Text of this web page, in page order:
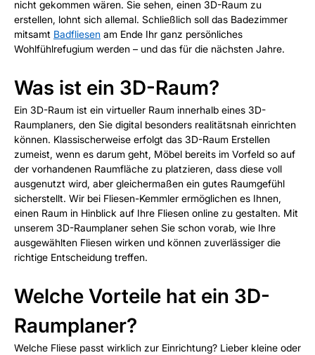
nicht gekommen wären. Sie sehen, einen 3D-Raum zu
erstellen, lohnt sich allemal. Schließlich soll das Badezimmer
mitsamt Badfliesen am Ende Ihr ganz persönliches
Wohlfühlrefugium werden – und das für die nächsten Jahre.
Was ist ein 3D-Raum?
Ein 3D-Raum ist ein virtueller Raum innerhalb eines 3D-
Raumplaners, den Sie digital besonders realitätsnah einrichten
können. Klassischerweise erfolgt das 3D-Raum Erstellen
zumeist, wenn es darum geht, Möbel bereits im Vorfeld so auf
der vorhandenen Raumfläche zu platzieren, dass diese voll
ausgenutzt wird, aber gleichermaßen ein gutes Raumgefühl
sicherstellt. Wir bei Fliesen-Kemmler ermöglichen es Ihnen,
einen Raum in Hinblick auf Ihre Fliesen online zu gestalten. Mit
unserem 3D-Raumplaner sehen Sie schon vorab, wie Ihre
ausgewählten Fliesen wirken und können zuverlässiger die
richtige Entscheidung treffen.
Welche Vorteile hat ein 3D-
Raumplaner?
Welche Fliese passt wirklich zur Einrichtung? Lieber kleine oder